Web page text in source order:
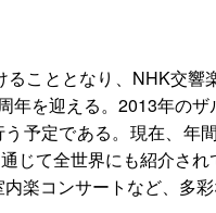
こととなり、NHK交
を迎える。2013年の
予定である。現在、年
じて全世界にも紹介さ
楽コンサートなど、多彩